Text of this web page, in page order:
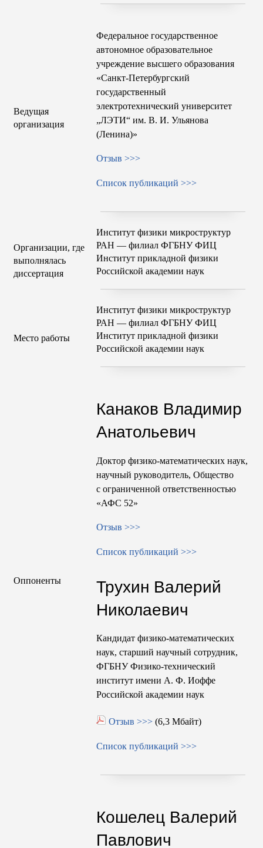
Ведущая
организация
Федеральное государственное
автономное образовательное
учреждение высшего образования
«Санкт-Петербургский
государственный
электротехнический университет
„ЛЭТИ“ им. В. И. Ульянова
(Ленина)»
Отзыв >>>
Список публикаций >>>
Организации, где
выполнялась
диссертация
Институт физики микроструктур
РАН — филиал ФГБНУ ФИЦ
Институт прикладной физики
Российской академии наук
Место работы
Институт физики микроструктур
РАН — филиал ФГБНУ ФИЦ
Институт прикладной физики
Российской академии наук
Оппоненты
Канаков Владимир
Анатольевич
Доктор физико-математических наук,
научный руководитель, Общество
с ограниченной ответственностью
«АФС 52»
Отзыв >>>
Список публикаций >>>
Трухин Валерий
Николаевич
Кандидат физико-математических
наук, старший научный сотрудник,
ФГБНУ Физико-технический
институт имени А. Ф. Иоффе
Российской академии наук
Отзыв >>> (6,3 Мбайт)
Список публикаций >>>
Кошелец Валерий
Павлович